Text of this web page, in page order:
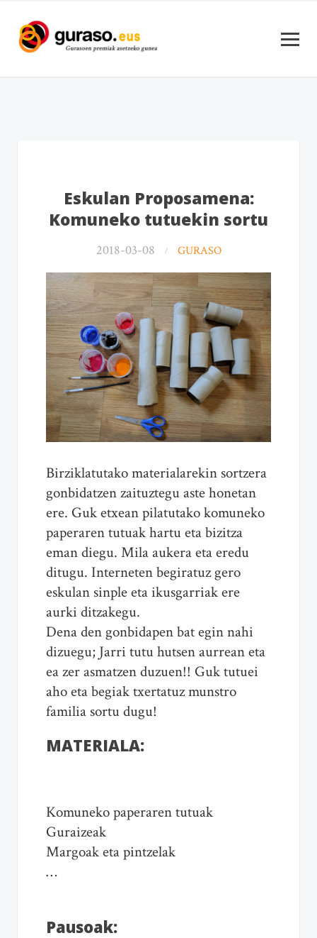
Eskulan Proposamena:
Komuneko tutuekin sortu
2018-03-08 GURASO
Birziklatutako materialarekin sortzera
gonbidatzen zaituztegu aste honetan
ere. Guk etxean pilatutako komuneko
paperaren tutuak hartu eta bizitza
eman diegu. Mila aukera eta eredu
ditugu. Interneten begiratuz gero
eskulan sinple eta ikusgarriak ere
aurki ditzakegu.
Dena den gonbidapen bat egin nahi
dizuegu; Jarri tutu hutsen aurrean eta
ea zer asmatzen duzuen!! Guk tutuei
aho eta begiak txertatuz munstro
familia sortu dugu!
MATERIALA:
Komuneko paperaren tutuak
Guraizeak
Margoak eta pintzelak
…
Pausoak: